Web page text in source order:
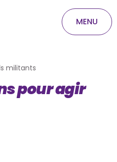
MENU
militants
pour agir